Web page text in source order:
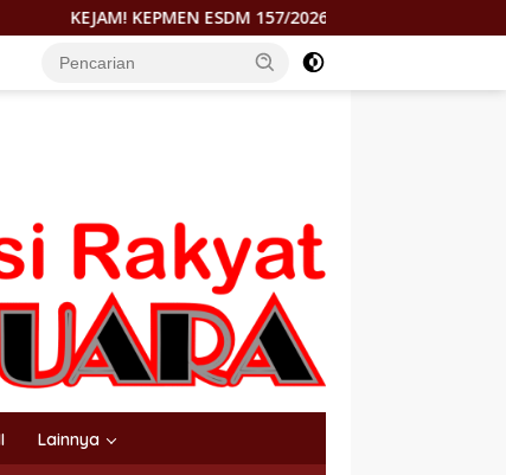
157/2026 DITUDING RAMPOK HAK MOROWALI DI ATAS ASAP
Lainnya